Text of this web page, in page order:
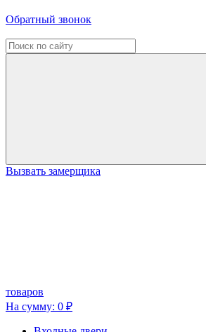
Обратный звонок
Вызвать замерщика
товаров
На сумму: 0 ₽